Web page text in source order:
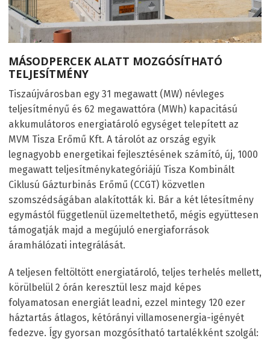
MÁSODPERCEK ALATT MOZGÓSÍTHATÓ
TELJESÍTMÉNY
Tiszaújvárosban egy 31 megawatt (MW) névleges
teljesítményű és 62 megawattóra (MWh) kapacitású
akkumulátoros energiatároló egységet telepített az
MVM Tisza Erőmű Kft. A tárolót az ország egyik
legnagyobb energetikai fejlesztésének számító, új, 1000
megawatt teljesítménykategóriájú Tisza Kombinált
Ciklusú Gázturbinás Erőmű (CCGT) közvetlen
szomszédságában alakították ki. Bár a két létesítmény
egymástól függetlenül üzemeltethető, mégis együttesen
támogatják majd a megújuló energiaforrások
áramhálózati integrálását.
A teljesen feltöltött energiatároló, teljes terhelés mellett,
körülbelül 2 órán keresztül lesz majd képes
folyamatosan energiát leadni, ezzel mintegy 120 ezer
háztartás átlagos, kétórányi villamosenergia-igényét
fedezve. Így gyorsan mozgósítható tartalékként szolgál: